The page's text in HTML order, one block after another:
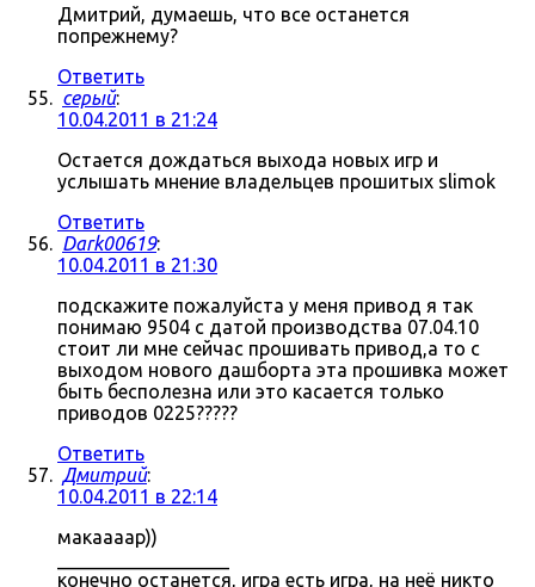
Дмитрий, думаешь, что все останется
попрежнему?
Ответить
серый:
10.04.2011 в 21:24
Остается дождаться выхода новых игр и
услышать мнение владельцев прошитых slimok
Ответить
Dark00619:
10.04.2011 в 21:30
подскажите пожалуйста у меня привод я так
понимаю 9504 с датой производства 07.04.10
стоит ли мне сейчас прошивать привод,а то с
выходом нового дашборта эта прошивка может
быть бесполезна или это касается только
приводов 0225?????
Ответить
Дмитрий:
10.04.2011 в 22:14
макаааар))
конечно останется, игра есть игра, на неё никто